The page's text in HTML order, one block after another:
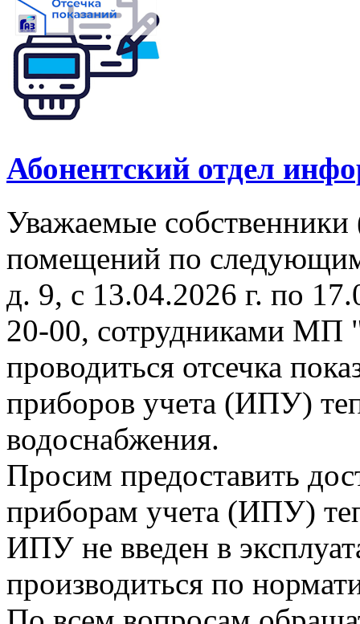
Абонентский отдел
Уважаемые
помещений по
д. 9, с 13.04.2026 г. по
20-00, сотрудниками МП
проводиться отсечка
приборов учета (ИПУ)
водоснабжения.
Просим предоставить
приборам учета (ИПУ)
ИПУ не введен в
производиться по